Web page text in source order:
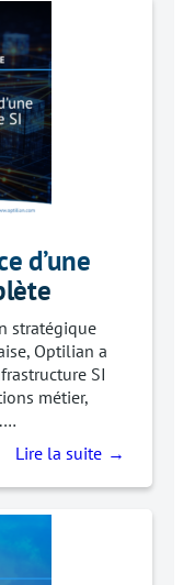
d’une
stratégique
Optilian a
SI
métier,
Lire la suite